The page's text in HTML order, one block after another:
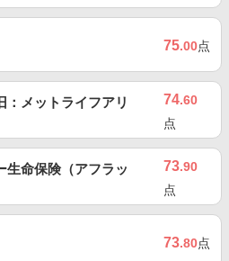
75.00点
：メットライフアリ
74.60
点
生命保険（アフラッ
73.90
点
73.80点